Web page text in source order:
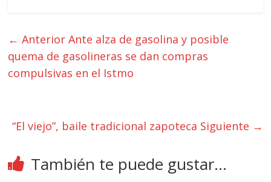
← Anterior Ante alza de gasolina y posible
quema de gasolineras se dan compras
compulsivas en el Istmo
“El viejo”, baile tradicional zapoteca Siguiente →
También te puede gustar...